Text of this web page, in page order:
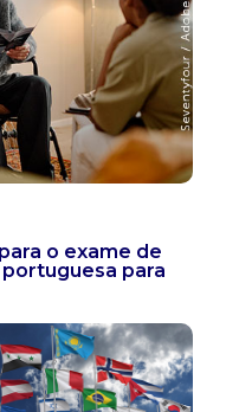
o exame de
para